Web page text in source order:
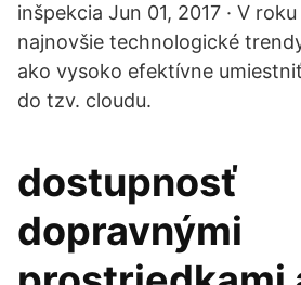
inšpekcia Jun 01, 2017 · V
najnovšie technologické
ako vysoko efektívne
do tzv. cloudu.
dostupnosť
dopravnými